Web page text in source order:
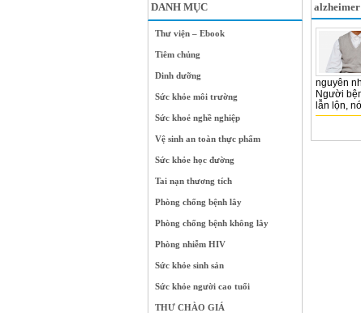
DANH MỤC
Thư viện – Ebook
Tiêm chủng
Dinh dưỡng
Sức khỏe môi trường
Sức khoẻ nghề nghiệp
Vệ sinh an toàn thực phẩm
Sức khỏe học đường
Tai nạn thương tích
Phòng chống bệnh lây
Phòng chống bệnh không lây
Phòng nhiễm HIV
Sức khỏe sinh sản
Sức khỏe người cao tuổi
THƯ CHÀO GIÁ
alzheimer
nguyên
Người
lẫn lộn,